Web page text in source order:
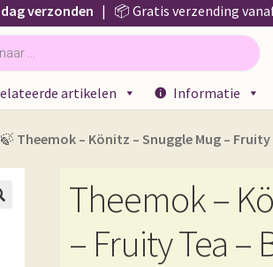
verzonden | 📦 Gratis verzending
artikelen Informatie
🍃 Theemok – Könitz – Snuggle Mug – Fruity
Theemok –
– Fruity Tea –